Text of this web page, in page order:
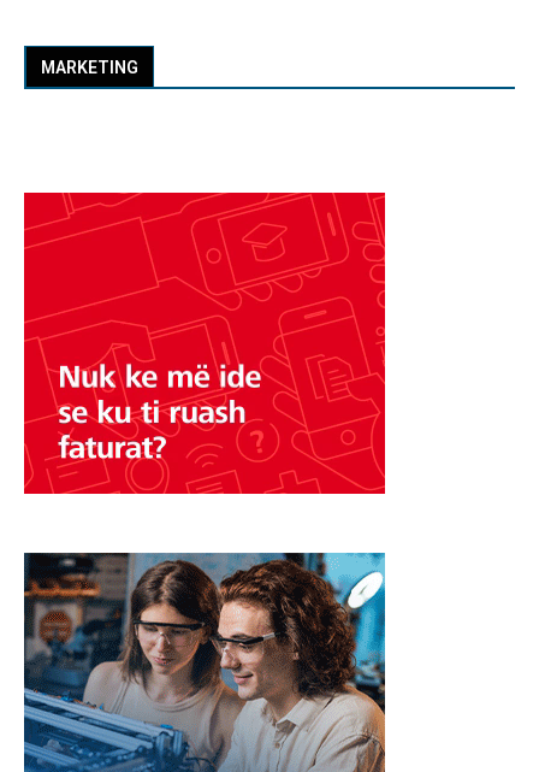
MARKETING